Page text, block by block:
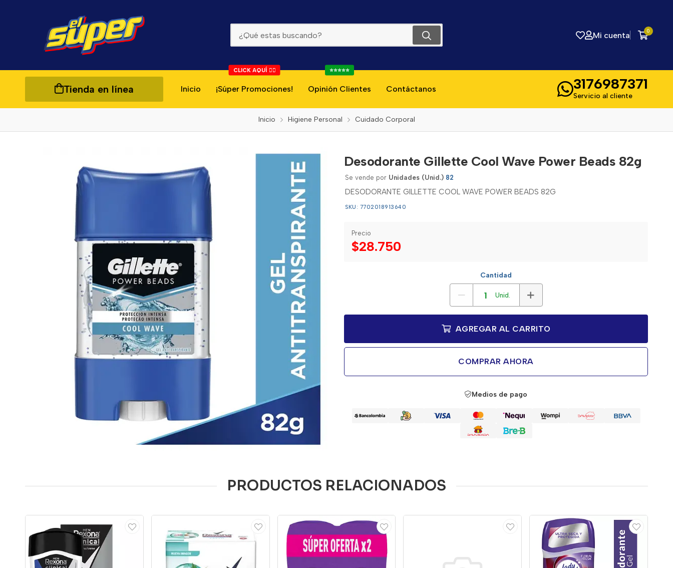
Mi cuenta 0
Tienda en línea Inicio ¡Súper Promociones!
CLICK AQUÍ 👇🏻
Opinión Clientes
⭐⭐⭐⭐⭐
Contáctanos 3176987371
Servicio al cliente
Inicio Higiene Personal Cuidado Corporal
Desodorante Gillette Cool Wave Power Beads 82g
Se vende por Unidades (Unid.) 82
DESODORANTE GILLETTE COOL WAVE POWER BEADS 82G
SKU: 7702018913640
Precio
$28.750
Cantidad
Unid.
AGREGAR AL CARRITO
COMPRAR AHORA
Medios de pago
PRODUCTOS RELACIONADOS